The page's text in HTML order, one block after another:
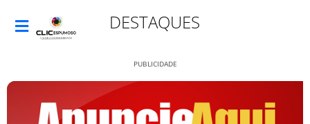
DESTAQUES
PUBLICIDADE